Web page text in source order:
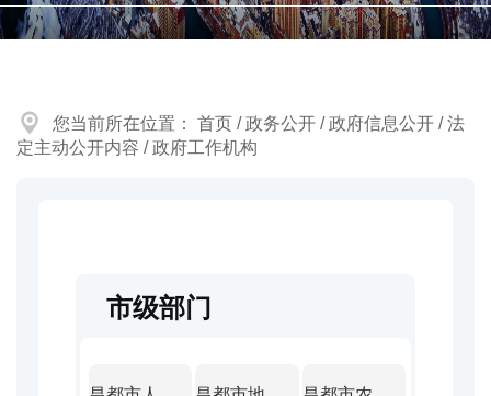
您当前所在位置： 首页 /政务公开 /政府信息公开 /法
定主动公开内容 /政府工作机构
市级部门